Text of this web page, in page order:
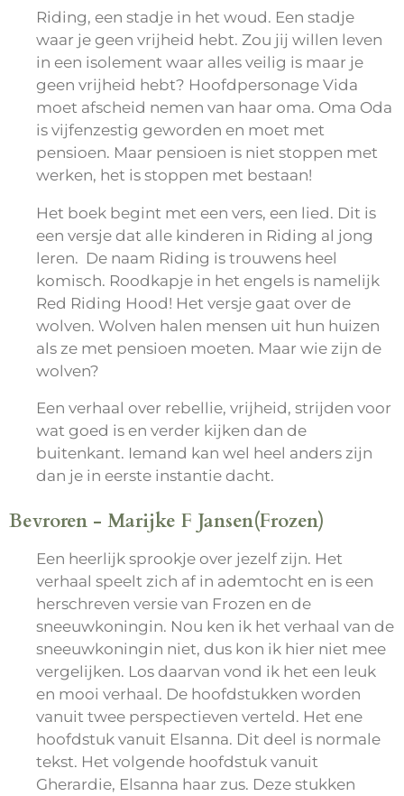
Riding, een stadje in het woud. Een stadje
waar je geen vrijheid hebt. Zou jij willen leven
in een isolement waar alles veilig is maar je
geen vrijheid hebt? Hoofdpersonage Vida
moet afscheid nemen van haar oma. Oma Oda
is vijfenzestig geworden en moet met
pensioen. Maar pensioen is niet stoppen met
werken, het is stoppen met bestaan!
Het boek begint met een vers, een lied. Dit is
een versje dat alle kinderen in Riding al jong
leren. De naam Riding is trouwens heel
komisch. Roodkapje in het engels is namelijk
Red Riding Hood! Het versje gaat over de
wolven. Wolven halen mensen uit hun huizen
als ze met pensioen moeten. Maar wie zijn de
wolven?
Een verhaal over rebellie, vrijheid, strijden voor
wat goed is en verder kijken dan de
buitenkant. Iemand kan wel heel anders zijn
dan je in eerste instantie dacht.
Bevroren - Marijke F Jansen(Frozen)
Een heerlijk sprookje over jezelf zijn. Het
verhaal speelt zich af in ademtocht en is een
herschreven versie van Frozen en de
sneeuwkoningin. Nou ken ik het verhaal van de
sneeuwkoningin niet, dus kon ik hier niet mee
vergelijken. Los daarvan vond ik het een leuk
en mooi verhaal. De hoofdstukken worden
vanuit twee perspectieven verteld. Het ene
hoofdstuk vanuit Elsanna. Dit deel is normale
tekst. Het volgende hoofdstuk vanuit
Gherardie, Elsanna haar zus. Deze stukken